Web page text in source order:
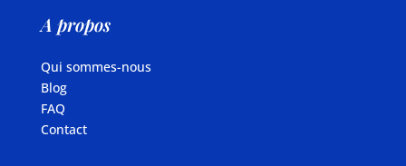
A propos
Qui sommes-nous
Blog
FAQ
Contact